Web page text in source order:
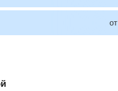
от